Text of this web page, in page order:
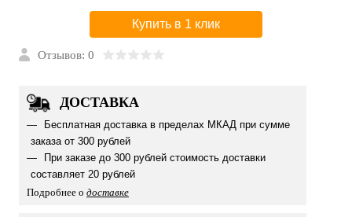
Купить в 1 клик
Отзывов: 0
ДОСТАВКА
Бесплатная доставка в пределах МКАД при сумме
заказа от 300 рублей
При заказе до 300 рублей стоимость доставки
составляет 20 рублей
Подробнее о доставке